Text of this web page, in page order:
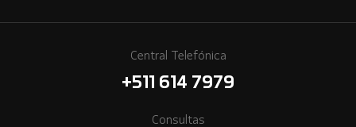
Central Telefónica
+511 614 7979
Consultas